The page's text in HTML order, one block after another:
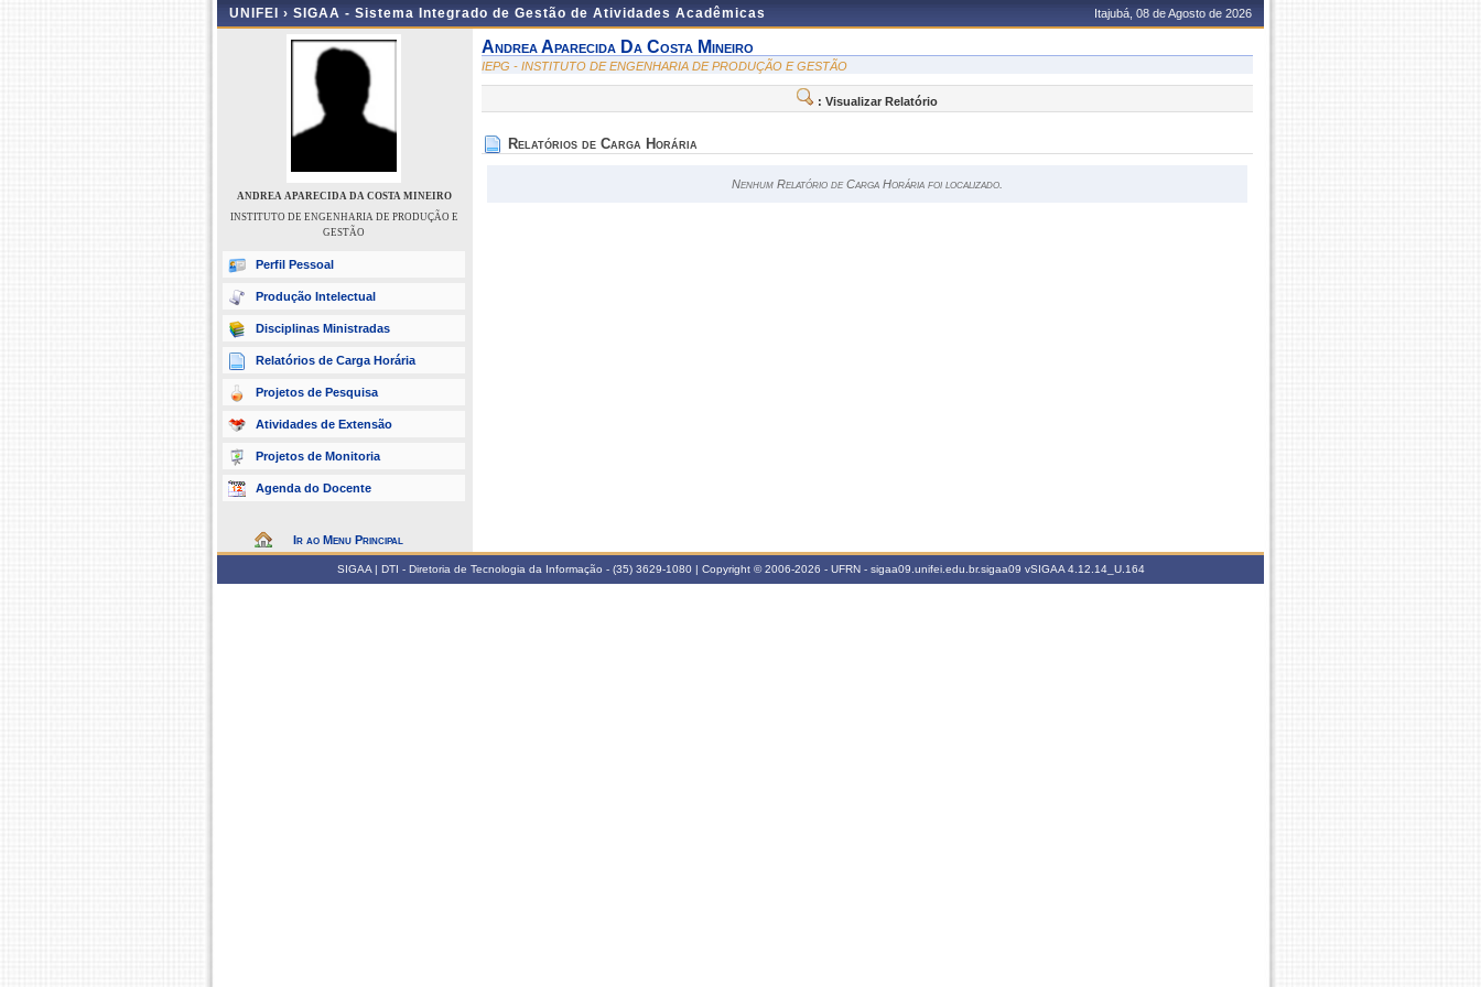
UNIFEI › SIGAA - Sistema Integrado de Gestão de Atividades Acadêmicas Itajubá, 08 de Agosto de 2026
ANDREA APARECIDA DA COSTA MINEIRO
INSTITUTO DE ENGENHARIA DE PRODUÇÃO E
GESTÃO
Perfil Pessoal
Produção Intelectual
Disciplinas Ministradas
Relatórios de Carga Horária
Projetos de Pesquisa
Atividades de Extensão
Projetos de Monitoria
Agenda do Docente
Ir ao Menu Principal
Andrea Aparecida Da Costa Mineiro
IEPG - INSTITUTO DE ENGENHARIA DE PRODUÇÃO E GESTÃO
: Visualizar Relatório
Relatórios de Carga Horária
Nenhum Relatório de Carga Horária foi localizado.
SIGAA | DTI - Diretoria de Tecnologia da Informação - (35) 3629-1080 | Copyright © 2006-2026 - UFRN - sigaa09.unifei.edu.br.sigaa09 vSIGAA 4.12.14_U.164